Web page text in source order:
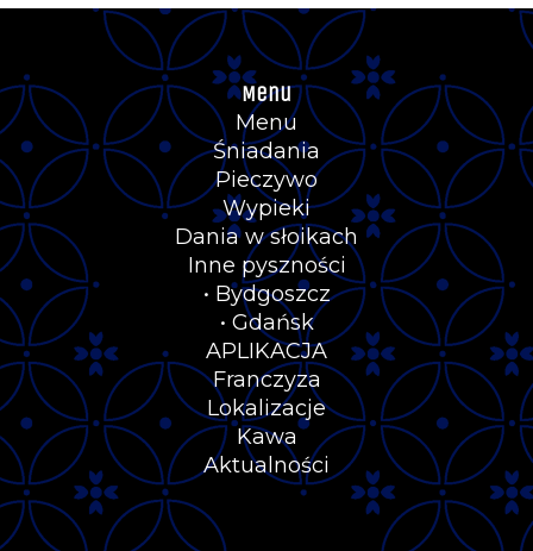
Menu
Menu
Śniadania
Pieczywo
Wypieki
Dania w słoikach
Inne pyszności
• Bydgoszcz
• Gdańsk
APLIKACJA
Franczyza
Lokalizacje
Kawa
Aktualności